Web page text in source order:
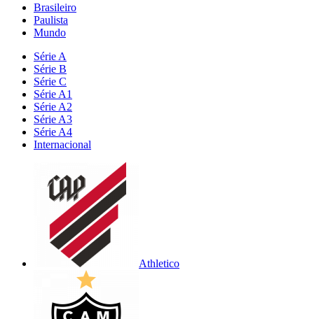
Brasileiro
Paulista
Mundo
Série A
Série B
Série C
Série A1
Série A2
Série A3
Série A4
Internacional
Athletico